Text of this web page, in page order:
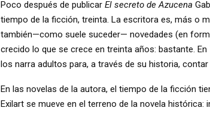
Poco después de publicar El secreto de Azucena
tiempo de la ficción, treinta. La escritora es, más o
también—como suele suceder— novedades (en
crecido lo que se crece en treinta años: bastante. En
los narra adultos para, a través de su historia,
En las novelas de la autora, el tiempo de la ficción
Exilart se mueve en el terreno de la novela